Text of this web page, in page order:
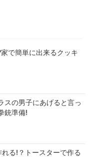
で簡単に出来るクッキ
スの男子にあげると言っ
銃準備!
る!？トースターで作る